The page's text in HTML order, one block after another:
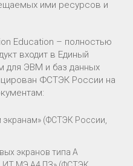
ими ресурсов и
Education – полностью
входит в Единый
для ЭВМ и баз данных
ФСТЭК России на
(ФСТЭК России,
экранов типа А